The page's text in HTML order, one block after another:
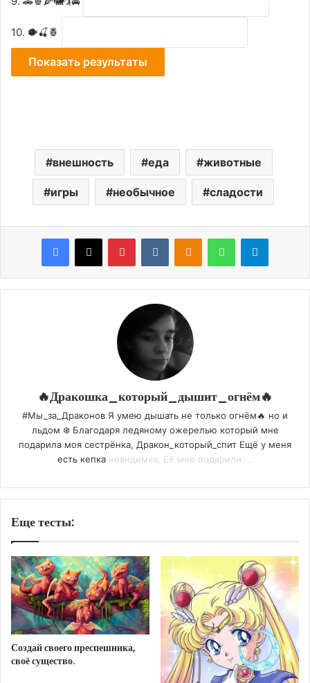
10. 🐡🍒🍍
внешность еда животные
игры необычное сладости
🔥Дракошка_который_дышит_огнём🔥
#Мы_за_Драконов Я умею дышать не только огнём🔥 но и
льдом ❄️ Благодаря ледяному ожерелью который мне
подарила моя сестрёнка, Дракон_который_спит Ещё у меня
есть кепка невидимка, Её мне подарили ...
Еще тесты:
Создай своего преспешника,
своё существо.